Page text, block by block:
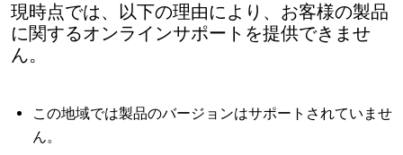
現時点では、以下の理由により、お客様の製品
に関するオンラインサポートを提供できませ
ん。
この地域では製品のバージョンはサポートされていませ
ん。